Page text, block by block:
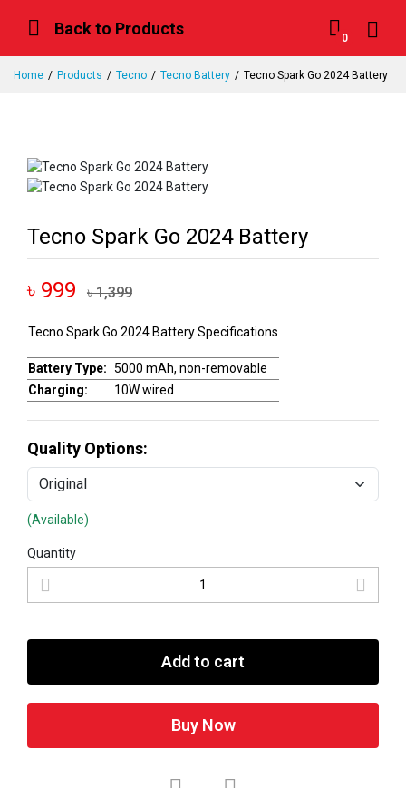
Back to Products
0
Home Products Tecno Tecno Battery Tecno Spark Go 2024 Battery
Tecno Spark Go 2024 Battery
৳ 999 ৳ 1,399
Tecno Spark Go 2024 Battery Specifications
Battery Type: 5000 mAh, non-removable
Charging:
10W wired
Quality Options:
(Available)
Quantity
Add to cart
Buy Now